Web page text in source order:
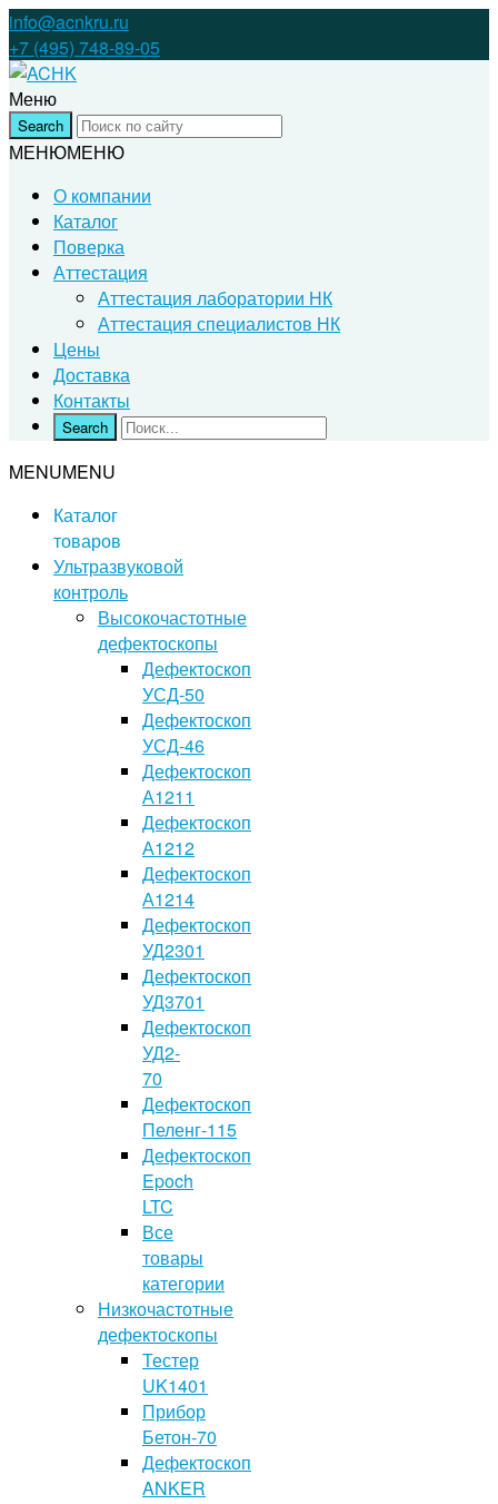
info@acnkru.ru
+7 (495) 748-89-05
Меню
МЕНЮМЕНЮ
О компании
Каталог
Поверка
Аттестация
Аттестация лаборатории НК
Аттестация специалистов НК
Цены
Доставка
Контакты
MENUMENU
Каталог
товаров
Ультразвуковой
контроль
Высокочастотные
дефектоскопы
Дефектоскоп
УСД-50
Дефектоскоп
УСД-46
Дефектоскоп
А1211
Дефектоскоп
А1212
Дефектоскоп
А1214
Дефектоскоп
УД2301
Дефектоскоп
УД3701
Дефектоскоп
УД2-
70
Дефектоскоп
Пеленг-115
Дефектоскоп
Epoch
LTC
Все
товары
категории
Низкочастотные
дефектоскопы
Тестер
UK1401
Прибор
Бетон-70
Дефектоскоп
ANKER